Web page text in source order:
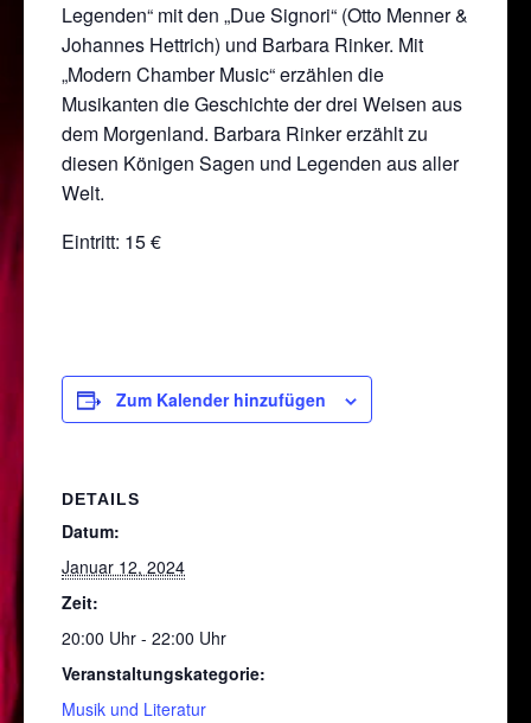
Legenden“ mit den „Due Signori“ (Otto Menner &
Johannes Hettrich) und Barbara Rinker. Mit
„Modern Chamber Music“ erzählen die
Musikanten die Geschichte der drei Weisen aus
dem Morgenland. Barbara Rinker erzählt zu
diesen Königen Sagen und Legenden aus aller
Welt.
Eintritt: 15 €
Zum Kalender hinzufügen
DETAILS
Datum:
Januar 12, 2024
Zeit:
20:00 Uhr - 22:00 Uhr
Veranstaltungskategorie:
Musik und Literatur